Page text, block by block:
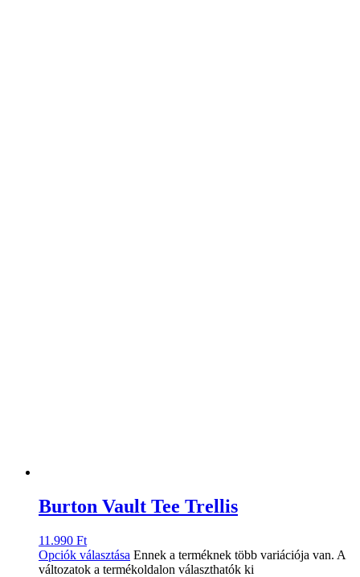
Burton Vault Tee Trellis
11.990 Ft
Opciók választása Ennek a terméknek több variációja van. A
változatok a termékoldalon választhatók ki